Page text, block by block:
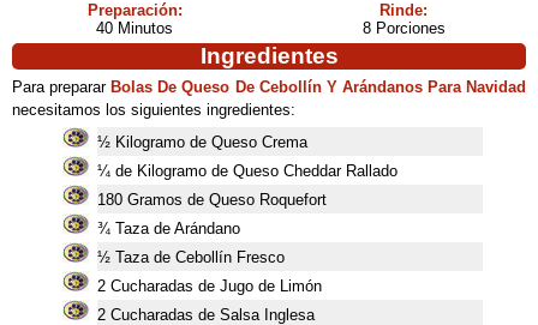
Preparación:
40 Minutos
Rinde:
8 Porciones
Ingredientes
Para preparar Bolas De Queso De Cebollín Y Arándanos Para Navidad
necesitamos los siguientes ingredientes:
½ Kilogramo de Queso Crema
¼ de Kilogramo de Queso Cheddar Rallado
180 Gramos de Queso Roquefort
¾ Taza de Arándano
½ Taza de Cebollín Fresco
2 Cucharadas de Jugo de Limón
2 Cucharadas de Salsa Inglesa